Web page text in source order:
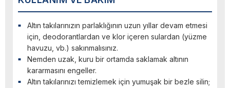
Altın takılarınızın parlaklığının uzun yıllar devam etmesi
için, deodorantlardan ve klor içeren sulardan (yüzme
havuzu, vb.) sakınmalısınız.
Nemden uzak, kuru bir ortamda saklamak altının
kararmasını engeller.
Altın takılarınızı temizlemek için yumuşak bir bezle silin;